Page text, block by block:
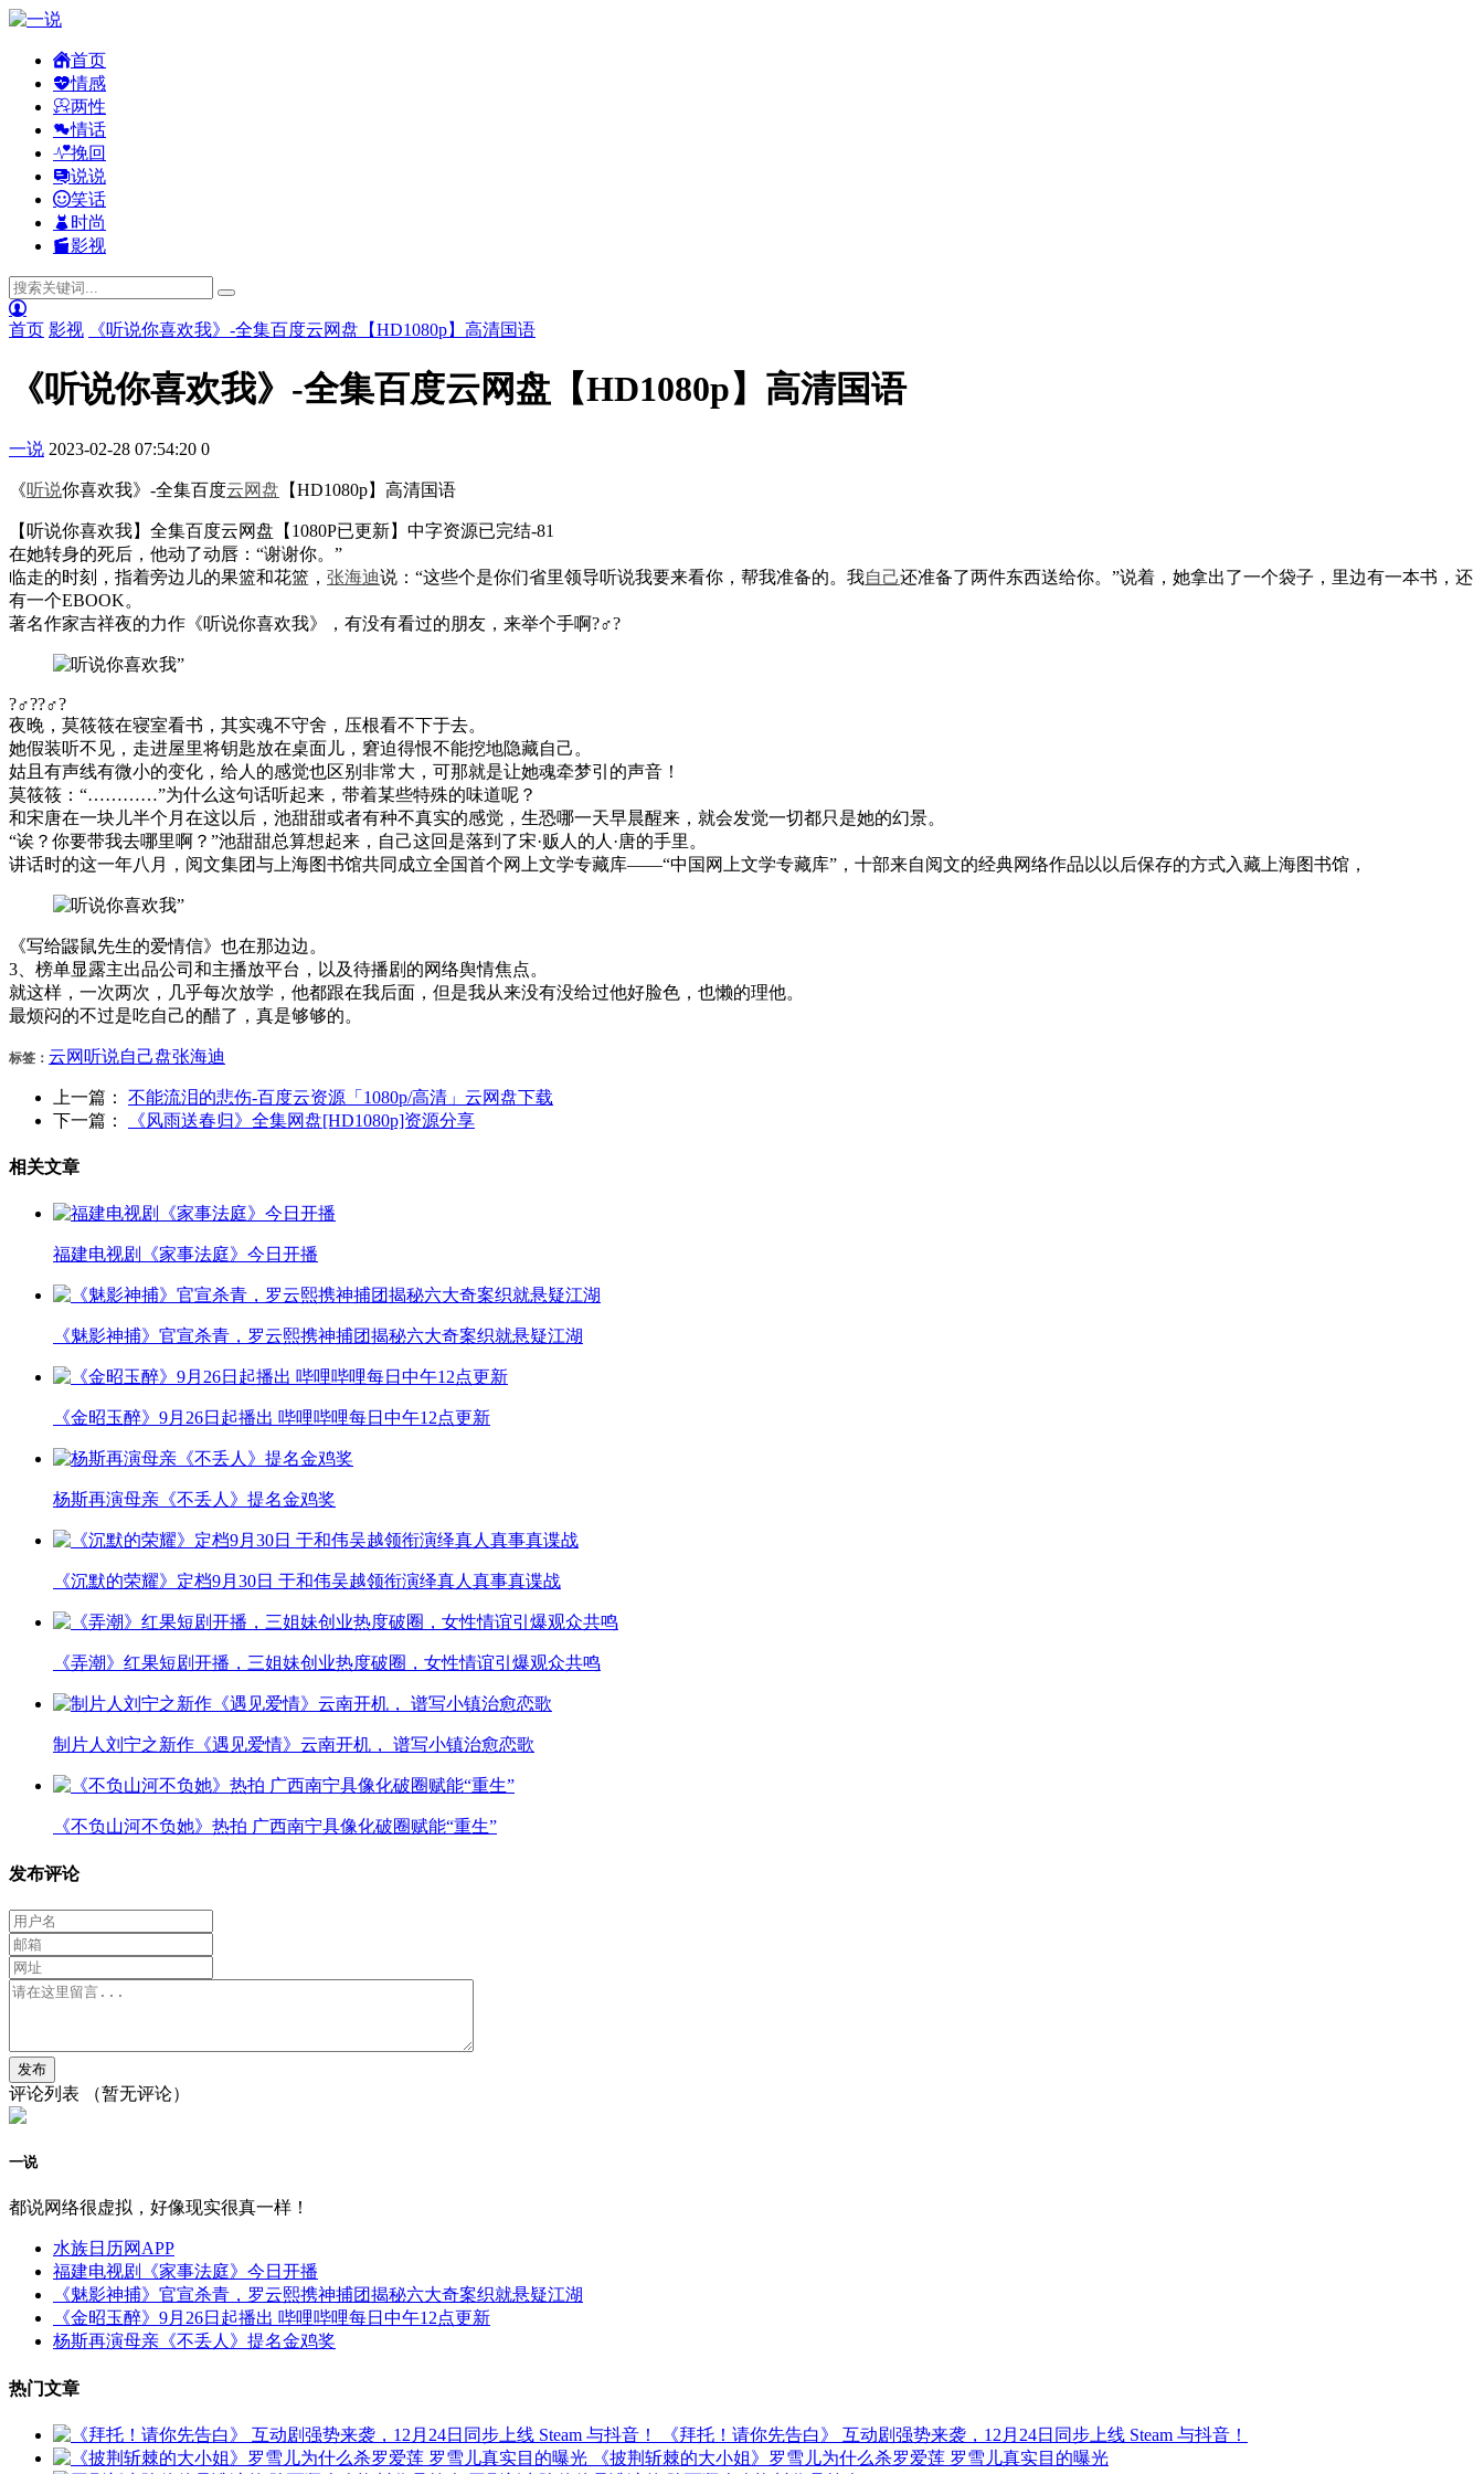
首页
情感
两性
情话
挽回
说说
笑话
时尚
影视
首页 影视 《听说你喜欢我》-全集百度云网盘【HD1080p】高清国语
《听说你喜欢我》-全集百度云网盘【HD1080p】高清国语
一说 2023-02-28 07:54:20 0
《听说你喜欢我》-全集百度云网盘 【HD1080p】高清国语
【听说你喜欢我】全集百度云网盘【1080P已更新】中字资源已完结-81
在她转身的死后，他动了动唇：“谢谢你。”
临走的时刻，指着旁边儿的果篮和花篮， 张海迪说：“这些个是你们省里领导听说我要来看你，帮我准备的。我自己还准备了两件东西送给你。”说着，她拿出了一个袋子，里边有一本书，还
有一个EBOOK。
著名作家吉祥夜的力作《听说你喜欢我》，有没有看过的朋友，来举个手啊?♂?
?♂??♂?
夜晚，莫筱筱在寝室看书，其实魂不守舍，压根看不下于去。
她假装听不见，走进屋里将钥匙放在桌面儿，窘迫得恨不能挖地隐藏自己。
姑且有声线有微小的变化，给人的感觉也区别非常大，可那就是让她魂牵梦引的声音！
莫筱筱：“…………”为什么这句话听起来，带着某些特殊的味道呢？
和宋唐在一块儿半个月在这以后，池甜甜或者有种不真实的感觉，生恐哪一天早晨醒来，就会发觉一切都只是她的幻景。
“诶？你要带我去哪里啊？”池甜甜总算想起来，自己这回是落到了宋·贩人的人·唐的手里。
讲话时的这一年八月，阅文集团与上海图书馆共同成立全国首个网上文学专藏库——“中国网上文学专藏库”，十部来自阅文的经典网络作品以以后保存的方式入藏上海图书馆，
《写给鼹鼠先生的爱情信》也在那边边。
3、榜单显露主出品公司和主播放平台，以及待播剧的网络舆情焦点。
就这样，一次两次，几乎每次放学，他都跟在我后面，但是我从来没有没给过他好脸色，也懒的理他。
最烦闷的不过是吃自己的醋了，真是够够的。
标签： 云网 听说自己盘张海迪
上一篇：
不能流泪的悲伤-百度云资源「1080p/高清」云网盘下载
下一篇：
《风雨送春归》全集网盘[HD1080p]资源分享
相关文章
福建电视剧《家事法庭》今日开播
《魅影神捕》官宣杀青，罗云熙携神捕团揭秘六大奇案织就悬疑江湖
《金昭玉醉》9月26日起播出 哔哩哔哩每日中午12点更新
杨斯再演母亲《不丢人》提名金鸡奖
《沉默的荣耀》定档9月30日 于和伟吴越领衔演绎真人真事真谍战
《弄潮》红果短剧开播，三姐妹创业热度破圈，女性情谊引爆观众共鸣
制片人刘宁之新作《遇见爱情》云南开机， 谱写小镇治愈恋歌
《不负山河不负她》热拍 广西南宁具像化破圈赋能“重生”
发布评论
评论列表 （暂无评论）
一说
都说网络很虚拟，好像现实很真一样！
水族日历网APP
福建电视剧《家事法庭》今日开播
《魅影神捕》官宣杀青，罗云熙携神捕团揭秘六大奇案织就悬疑江湖
《金昭玉醉》9月26日起播出 哔哩哔哩每日中午12点更新
杨斯再演母亲《不丢人》提名金鸡奖
热门文章
《拜托！请你先告白》 互动剧强势来袭，12月24日同步上线 Steam 与抖音！
《披荆斩棘的大小姐》罗雪儿为什么杀罗爱莲 罗雪儿真实目的曝光